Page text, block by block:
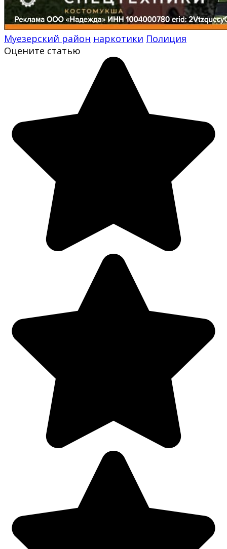
Муезерский район наркотики Полиция
Оцените статью